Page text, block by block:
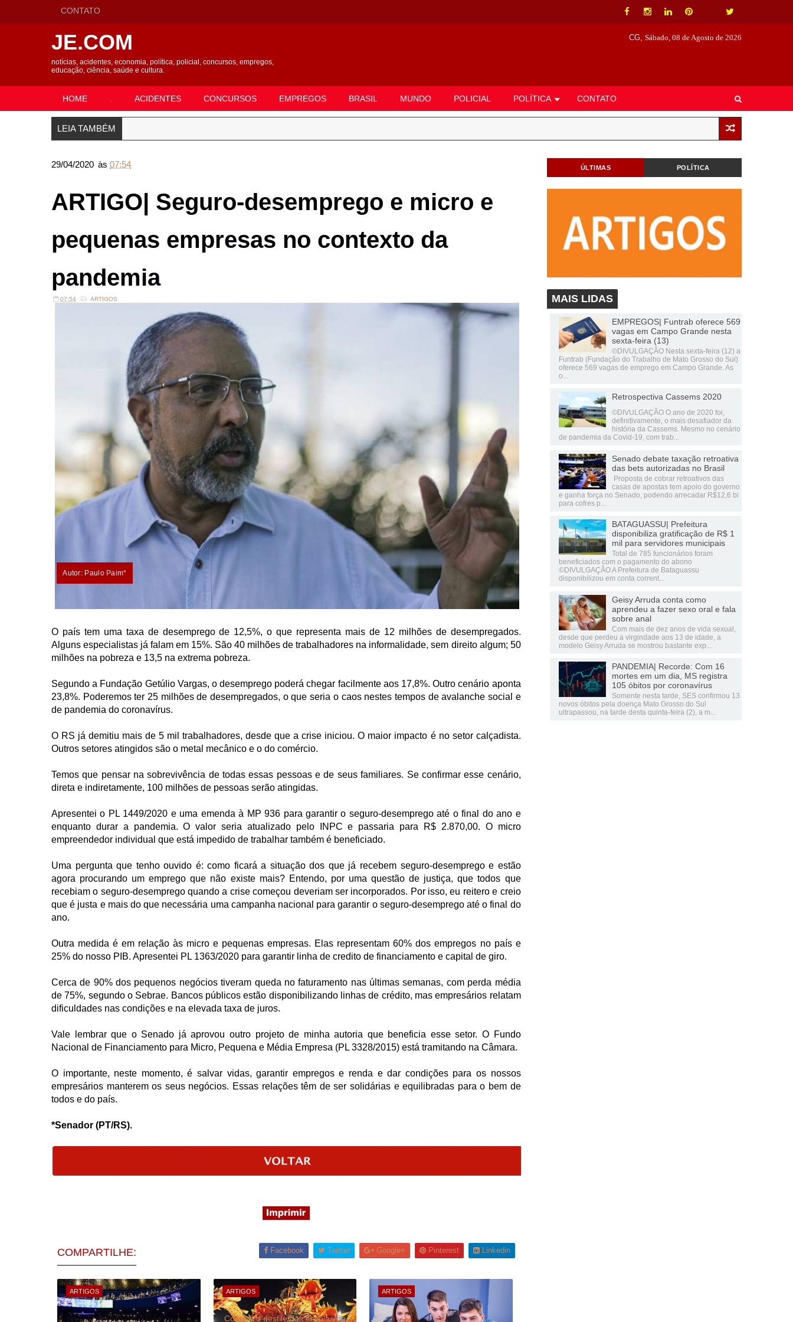
CONTATO
JE.COM
notícias, acidentes, economia, política, policial, concursos, empregos,
educação, ciência, saúde e cultura.
CG, Sábado, 08 de Agosto de 2026
HOME ACIDENTES CONCURSOS EMPREGOS BRASIL MUNDO POLICIAL POLÍTICA CONTATO
LEIA TAMBÉM
29/04/2020 às 07:54
ARTIGO| Seguro-desemprego e micro e
pequenas empresas no contexto da
pandemia
07:54 ARTIGOS
Autor: Paulo Paim*
O país tem uma taxa de desemprego de 12,5%, o que representa mais de 12 milhões de desempregados.
Alguns especialistas já falam em 15%. São 40 milhões de trabalhadores na informalidade, sem direito algum; 50
milhões na pobreza e 13,5 na extrema pobreza.
Segundo a Fundação Getúlio Vargas, o desemprego poderá chegar facilmente aos 17,8%. Outro cenário aponta
23,8%. Poderemos ter 25 milhões de desempregados, o que seria o caos nestes tempos de avalanche social e
de pandemia do coronavírus.
O RS já demitiu mais de 5 mil trabalhadores, desde que a crise iniciou. O maior impacto é no setor calçadista.
Outros setores atingidos são o metal mecânico e o do comércio.
Temos que pensar na sobrevivência de todas essas pessoas e de seus familiares. Se confirmar esse cenário,
direta e indiretamente, 100 milhões de pessoas serão atingidas.
Apresentei o PL 1449/2020 e uma emenda à MP 936 para garantir o seguro-desemprego até o final do ano e
enquanto durar a pandemia. O valor seria atualizado pelo INPC e passaria para R$ 2.870,00. O micro
empreendedor individual que está impedido de trabalhar também é beneficiado.
Uma pergunta que tenho ouvido é: como ficará a situação dos que já recebem seguro-desemprego e estão
agora procurando um emprego que não existe mais? Entendo, por uma questão de justiça, que todos que
recebiam o seguro-desemprego quando a crise começou deveriam ser incorporados. Por isso, eu reitero e creio
que é justa e mais do que necessária uma campanha nacional para garantir o seguro-desemprego até o final do
ano.
Outra medida é em relação às micro e pequenas empresas. Elas representam 60% dos empregos no país e
25% do nosso PIB. Apresentei PL 1363/2020 para garantir linha de credito de financiamento e capital de giro.
Cerca de 90% dos pequenos negócios tiveram queda no faturamento nas últimas semanas, com perda média
de 75%, segundo o Sebrae. Bancos públicos estão disponibilizando linhas de crédito, mas empresários relatam
dificuldades nas condições e na elevada taxa de juros.
Vale lembrar que o Senado já aprovou outro projeto de minha autoria que beneficia esse setor. O Fundo
Nacional de Financiamento para Micro, Pequena e Média Empresa (PL 3328/2015) está tramitando na Câmara.
O importante, neste momento, é salvar vidas, garantir empregos e renda e dar condições para os nossos
empresários manterem os seus negócios. Essas relações têm de ser solidárias e equilibradas para o bem de
todos e do país.
*Senador (PT/RS).
COMPARTILHE: Facebook Twitter Google+ Pinterest Linkedin
ARTIGOS ARTIGOS
Como é o desfile das escolas de
ARTIGOS
ÚLTIMAS POLÍTICA
MAIS LIDAS
EMPREGOS| Funtrab oferece 569
vagas em Campo Grande nesta
sexta-feira (13)
©DIVULGAÇÃO Nesta sexta-feira (12) a
Funtrab (Fundação do Trabalho de Mato Grosso do Sul)
oferece 569 vagas de emprego em Campo Grande. As
o...
Retrospectiva Cassems 2020
©DIVULGAÇÃO O ano de 2020 foi,
definitivamente, o mais desafiador da
história da Cassems. Mesmo no cenário
de pandemia da Covid-19, com trab...
Senado debate taxação retroativa
das bets autorizadas no Brasil
Proposta de cobrar retroativos das
casas de apostas tem apoio do governo
e ganha força no Senado, podendo arrecadar R$12,6 bi
para cofres p...
BATAGUASSU| Prefeitura
disponibiliza gratificação de R$ 1
mil para servidores municipais
Total de 785 funcionários foram
beneficiados com o pagamento do abono
©DIVULGAÇÃO A Prefeitura de Bataguassu
disponibilizou em conta corrent...
Geisy Arruda conta como
aprendeu a fazer sexo oral e fala
sobre anal
Com mais de dez anos de vida sexual,
desde que perdeu a virgindade aos 13 de idade, a
modelo Geisy Arruda se mostrou bastante exp...
PANDEMIA| Recorde: Com 16
mortes em um dia, MS registra
105 óbitos por coronavírus
Somente nesta tarde, SES confirmou 13
novos óbitos pela doença Mato Grosso do Sul
ultrapassou, na tarde desta quinta-feira (2), a m...